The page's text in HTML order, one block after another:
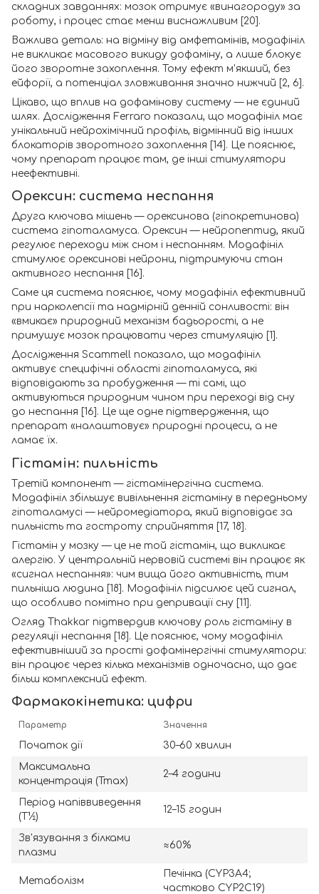
складних завданнях: мозок отримує «винагороду» за
роботу, і процес стає менш виснажливим [20].
Важлива деталь: на відміну від амфетамінів, модафініл
не викликає масового викиду дофаміну, а лише блокує
його зворотне захоплення. Тому ефект м'якший, без
ейфорії, а потенціал зловживання значно нижчий [2, 6].
Цікаво, що вплив на дофамінову систему — не єдиний
шлях. Дослідження Ferraro показали, що модафініл має
унікальний нейрохімічний профіль, відмінний від інших
блокаторів зворотного захоплення [14]. Це пояснює,
чому препарат працює там, де інші стимулятори
неефективні.
Орексин: система неспання
Друга ключова мішень — орексинова (гіпокретинова)
система гіпоталамуса. Орексин — нейропептид, який
регулює переходи між сном і неспанням. Модафініл
стимулює орексинові нейрони, підтримуючи стан
активного неспання [16].
Саме ця система пояснює, чому модафініл ефективний
при нарколепсії та надмірній денній сонливості: він
«вмикає» природний механізм бадьорості, а не
примушує мозок працювати через стимуляцію [1].
Дослідження Scammell показало, що модафініл
активує специфічні області гіпоталамуса, які
відповідають за пробудження — ті самі, що
активуються природним чином при переході від сну
до неспання [16]. Це ще одне підтвердження, що
препарат «налаштовує» природні процеси, а не
ламає їх.
Гістамін: пильність
Третій компонент — гістамінергічна система.
Модафініл збільшує вивільнення гістаміну в передньому
гіпоталамусі — нейромедіатора, який відповідає за
пильність та гостроту сприйняття [17, 18].
Гістамін у мозку — це не той гістамін, що викликає
алергію. У центральній нервовій системі він працює як
«сигнал неспання»: чим вища його активність, тим
пильніша людина [18]. Модафініл підсилює цей сигнал,
що особливо помітно при депривації сну [11].
Огляд Thakkar підтвердив ключову роль гістаміну в
регуляції неспання [18]. Це пояснює, чому модафініл
ефективніший за прості дофамінергічні стимулятори:
він працює через кілька механізмів одночасно, що дає
більш комплексний ефект.
Фармакокінетика: цифри
Параметр Значення
Початок дії
30–60 хвилин
Максимальна
концентрація (Tmax)
2–4 години
Період напіввиведення
(T½)
12–15 годин
Зв'язування з білками
плазми
≈60%
Метаболізм
Печінка (CYP3A4;
частково CYP2C19)